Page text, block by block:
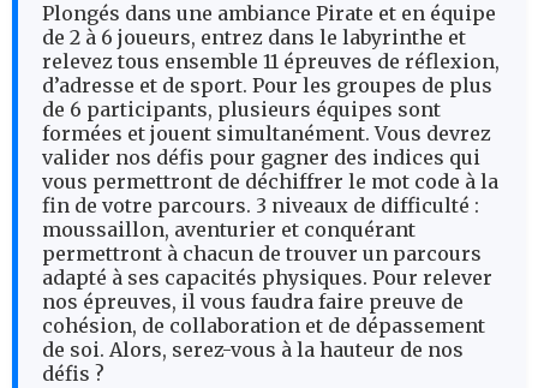
Plongés dans une ambiance Pirate et en équipe
de 2 à 6 joueurs, entrez dans le labyrinthe et
relevez tous ensemble 11 épreuves de réflexion,
d’adresse et de sport. Pour les groupes de plus
de 6 participants, plusieurs équipes sont
formées et jouent simultanément. Vous devrez
valider nos défis pour gagner des indices qui
vous permettront de déchiffrer le mot code à la
fin de votre parcours. 3 niveaux de difficulté :
moussaillon, aventurier et conquérant
permettront à chacun de trouver un parcours
adapté à ses capacités physiques. Pour relever
nos épreuves, il vous faudra faire preuve de
cohésion, de collaboration et de dépassement
de soi. Alors, serez-vous à la hauteur de nos
défis ?